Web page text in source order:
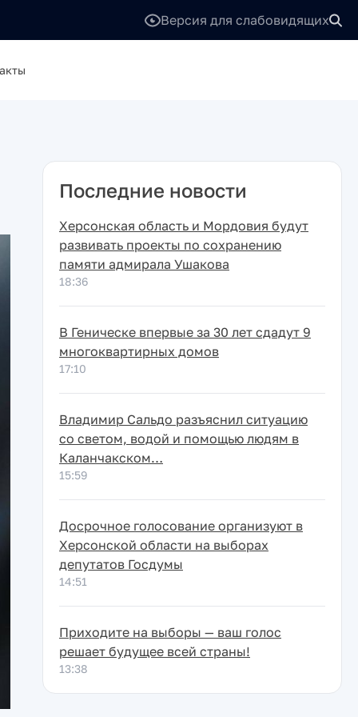
Версия для слабовидящих
Последние новости
Херсонская область и Мордовия будут
развивать проекты по сохранению
памяти адмирала Ушакова
18:36
В Геническе впервые за 30 лет сдадут 9
многоквартирных домов
17:10
Владимир Сальдо разъяснил ситуацию
со светом, водой и помощью людям в
Каланчакском…
15:59
Досрочное голосование организуют в
Херсонской области на выборах
депутатов Госдумы
14:51
Приходите на выборы — ваш голос
решает будущее всей страны!
13:38